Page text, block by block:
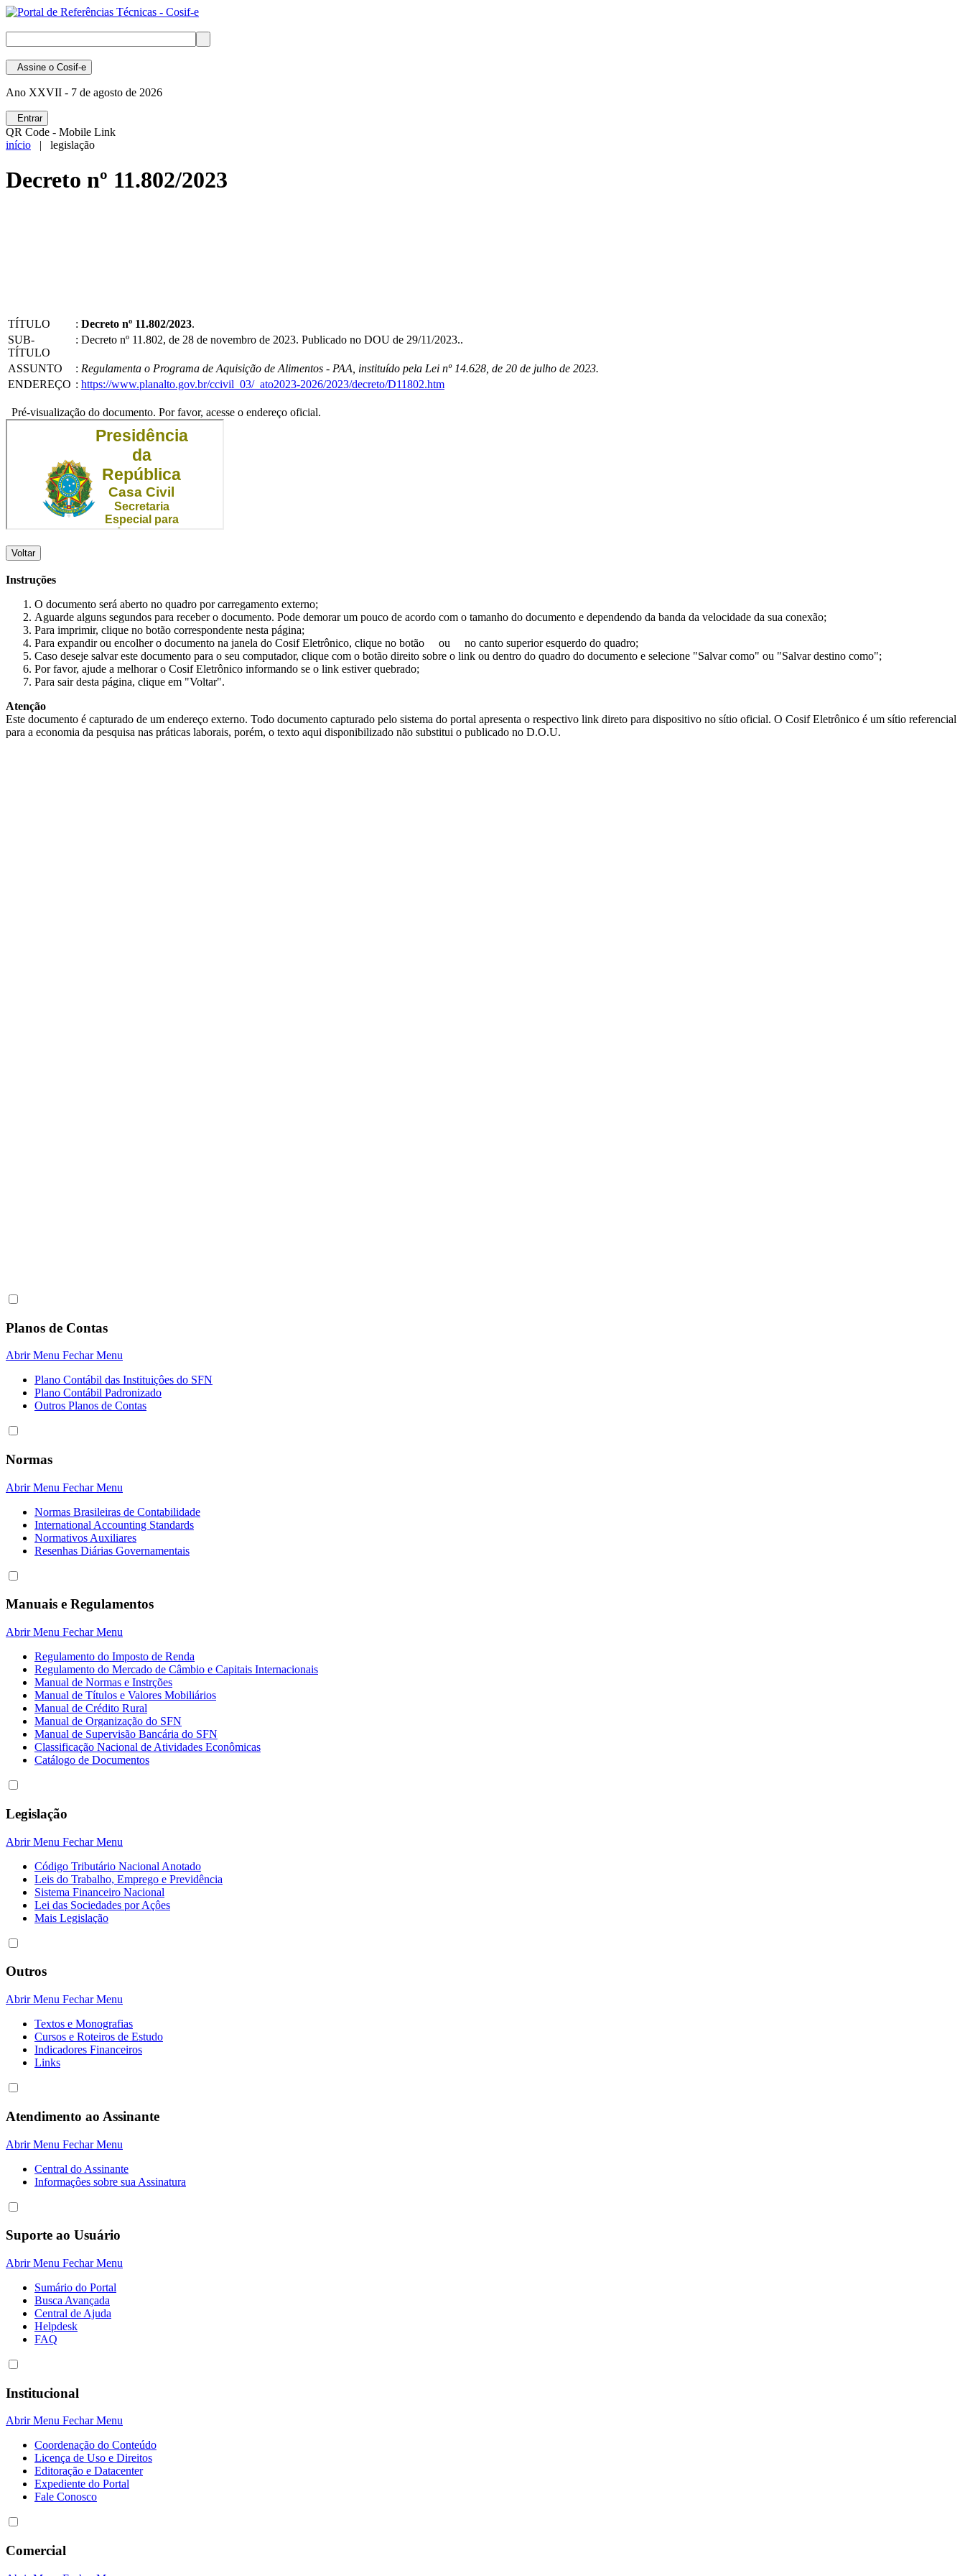
Assine o Cosif-e
Ano XXVII - 7 de agosto de 2026
Entrar
QR Code - Mobile Link
início | legislação
Decreto nº 11.802/2023
TÍTULO : Decreto nº 11.802/2023.
SUB-
TÍTULO
: Decreto nº 11.802, de 28 de novembro de 2023. Publicado no DOU de 29/11/2023..
ASSUNTO : Regulamenta o Programa de Aquisição de Alimentos - PAA, instituído pela Lei nº 14.628, de 20 de julho de 2023.
ENDEREÇO : https://www.planalto.gov.br/ccivil_03/_ato2023-2026/2023/decreto/D11802.htm
Pré-visualização do documento. Por favor, acesse o endereço oficial.
Voltar
Instruções
O documento será aberto no quadro por carregamento externo;
Aguarde alguns segundos para receber o documento. Pode demorar um pouco de acordo com o tamanho do documento e dependendo da banda da velocidade da sua conexão;
Para imprimir, clique no botão correspondente nesta página;
Para expandir ou encolher o documento na janela do Cosif Eletrônico, clique no botão
ou
no canto superior esquerdo do quadro;
Caso deseje salvar este documento para o seu computador, clique com o botão direito sobre o link ou dentro do quadro do documento e selecione "Salvar como" ou "Salvar destino como";
Por favor, ajude a melhorar o Cosif Eletrônico informando se o link estiver quebrado;
Para sair desta página, clique em "Voltar".
Atenção
Este documento é capturado de um endereço externo. Todo documento capturado pelo sistema do portal apresenta o respectivo link direto para dispositivo no sítio oficial. O Cosif Eletrônico é um sítio referencial
para a economia da pesquisa nas práticas laborais, porém, o texto aqui disponibilizado não substitui o publicado no D.O.U.
Planos de Contas
Abrir Menu Fechar Menu
Plano Contábil das Instituiçôes do SFN
Plano Contábil Padronizado
Outros Planos de Contas
Normas
Abrir Menu Fechar Menu
Normas Brasileiras de Contabilidade
International Accounting Standards
Normativos Auxiliares
Resenhas Diárias Governamentais
Manuais e Regulamentos
Abrir Menu Fechar Menu
Regulamento do Imposto de Renda
Regulamento do Mercado de Câmbio e Capitais Internacionais
Manual de Normas e Instrções
Manual de Títulos e Valores Mobiliários
Manual de Crédito Rural
Manual de Organização do SFN
Manual de Supervisão Bancária do SFN
Classificação Nacional de Atividades Econômicas
Catálogo de Documentos
Legislação
Abrir Menu Fechar Menu
Código Tributário Nacional Anotado
Leis do Trabalho, Emprego e Previdência
Sistema Financeiro Nacional
Lei das Sociedades por Açôes
Mais Legislação
Outros
Abrir Menu Fechar Menu
Textos e Monografias
Cursos e Roteiros de Estudo
Indicadores Financeiros
Links
Atendimento ao Assinante
Abrir Menu Fechar Menu
Central do Assinante
Informaçôes sobre sua Assinatura
Suporte ao Usuário
Abrir Menu Fechar Menu
Sumário do Portal
Busca Avançada
Central de Ajuda
Helpdesk
FAQ
Institucional
Abrir Menu Fechar Menu
Coordenação do Conteúdo
Licença de Uso e Direitos
Editoração e Datacenter
Expediente do Portal
Fale Conosco
Comercial